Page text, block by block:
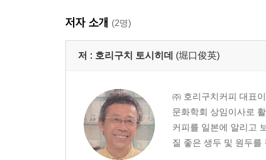
저자 소개 (2명)
저 : 호리구치 토시히데 (堀口俊英)
㈜ 호리구치커피 대표
문화학회 상임이사로
커피를 일본에 알리고
질 좋은 생두 및 원두를